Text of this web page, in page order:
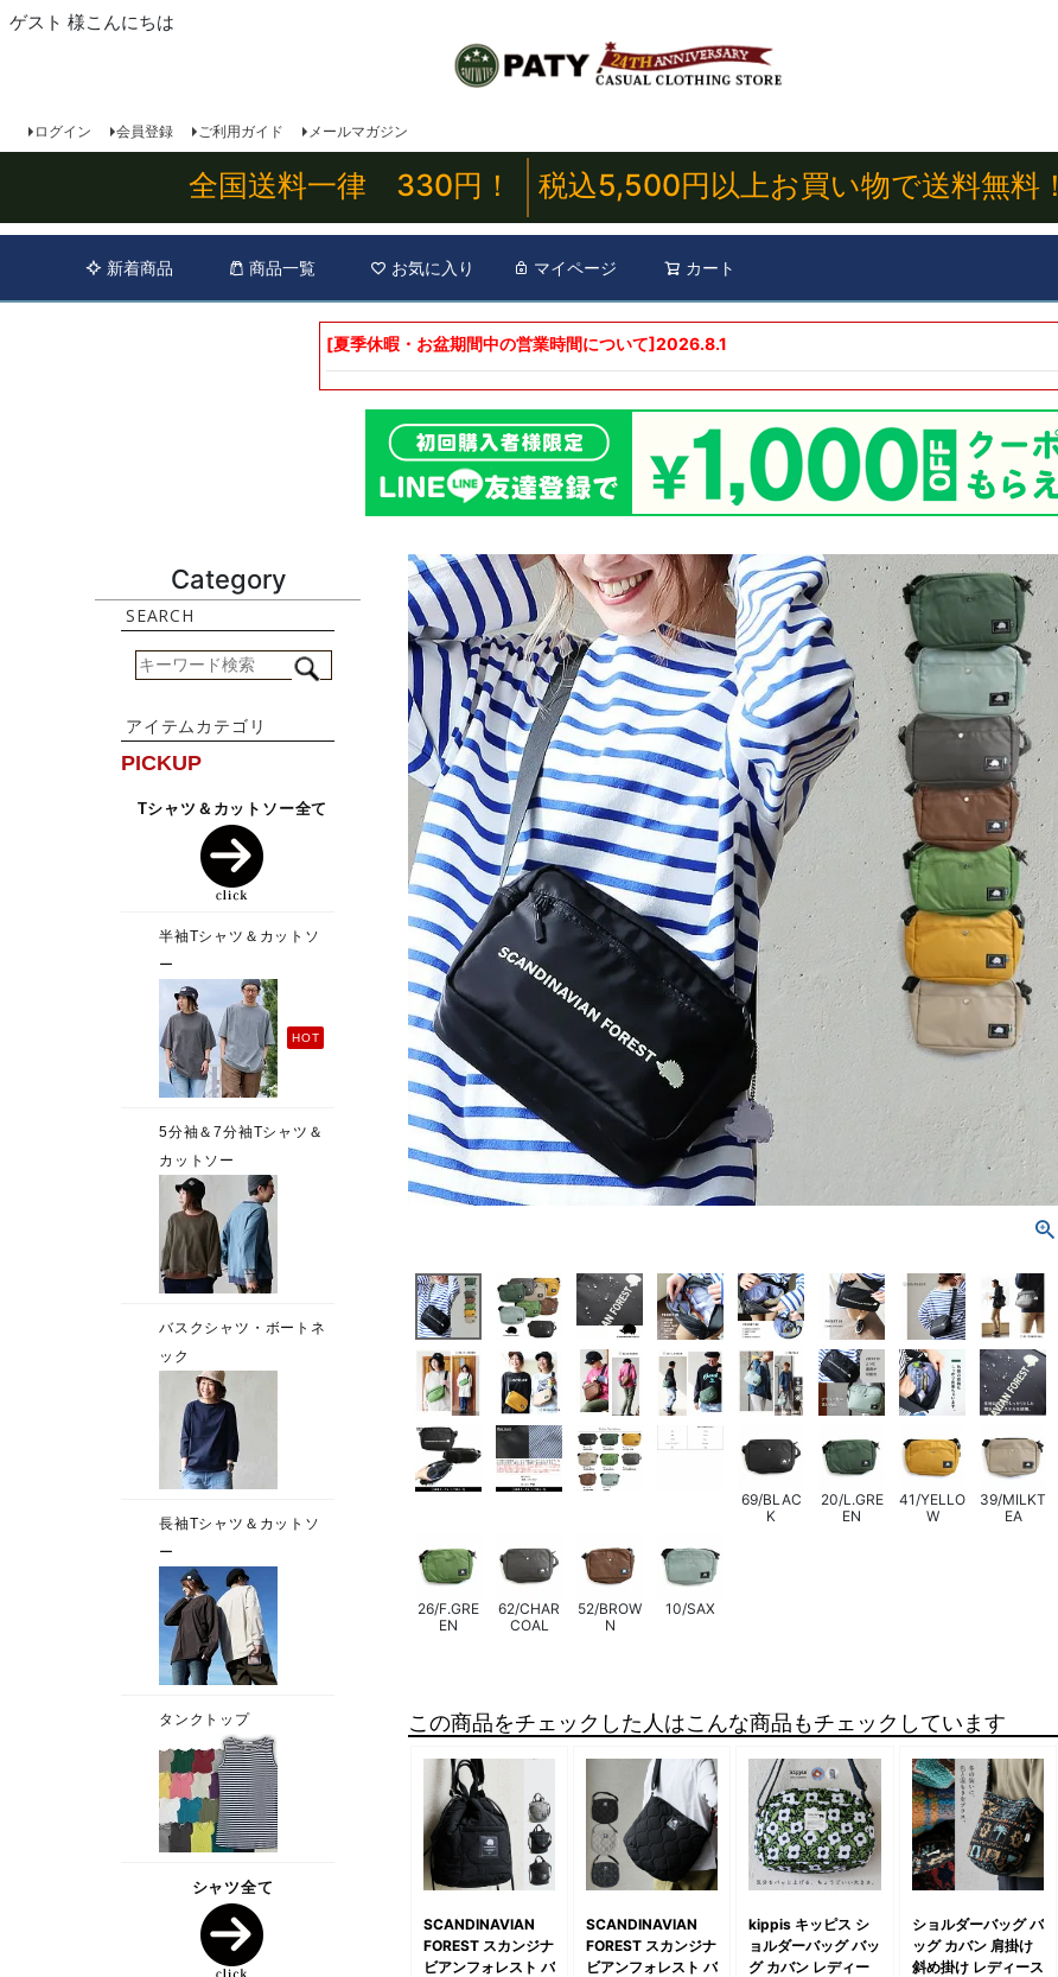
ゲスト 様こんにちは
ログイン 会員登録 ご利用ガイド メールマガジン
全国送料一律 330円！ 税込5,500円以上お買い物で送料無料！
新着商品 商品一覧 お気に入り マイページ カート
[夏季休暇・お盆期間中の営業時間について]2026.8.1
Category
69/BLAC
K
20/L.GRE
EN
41/YELLO
W
39/MILKT
EA
26/F.GRE
EN
62/CHAR
COAL
52/BROW
N
10/SAX
この商品をチェックした人はこんな商品もチェックしています
SCANDINAVIAN
FOREST スカンジナ
ビアンフォレスト バ
SCANDINAVIAN
FOREST スカンジナ
ビアンフォレスト バ
kippis キッピス シ
ョルダーバッグ バッ
グ カバン レディー
ショルダーバッグ バ
ッグ カバン 肩掛け
斜め掛け レディース